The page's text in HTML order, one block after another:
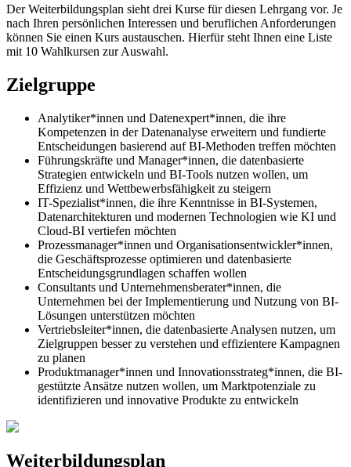
Der Weiterbildungsplan sieht drei Kurse für diesen Lehrgang vor. Je
nach Ihren persönlichen Interessen und beruflichen Anforderungen
können Sie einen Kurs austauschen. Hierfür steht Ihnen eine Liste
mit 10 Wahlkursen zur Auswahl.
Zielgruppe
Analytiker*innen und Datenexpert*innen, die ihre
Kompetenzen in der Datenanalyse erweitern und fundierte
Entscheidungen basierend auf BI-Methoden treffen möchten
Führungskräfte und Manager*innen, die datenbasierte
Strategien entwickeln und BI-Tools nutzen wollen, um
Effizienz und Wettbewerbsfähigkeit zu steigern
IT-Spezialist*innen, die ihre Kenntnisse in BI-Systemen,
Datenarchitekturen und modernen Technologien wie KI und
Cloud-BI vertiefen möchten
Prozessmanager*innen und Organisationsentwickler*innen,
die Geschäftsprozesse optimieren und datenbasierte
Entscheidungsgrundlagen schaffen wollen
Consultants und Unternehmensberater*innen, die
Unternehmen bei der Implementierung und Nutzung von BI-
Lösungen unterstützen möchten
Vertriebsleiter*innen, die datenbasierte Analysen nutzen, um
Zielgruppen besser zu verstehen und effizientere Kampagnen
zu planen
Produktmanager*innen und Innovationsstrateg*innen, die BI-
gestützte Ansätze nutzen wollen, um Marktpotenziale zu
identifizieren und innovative Produkte zu entwickeln
Weiterbildungsplan